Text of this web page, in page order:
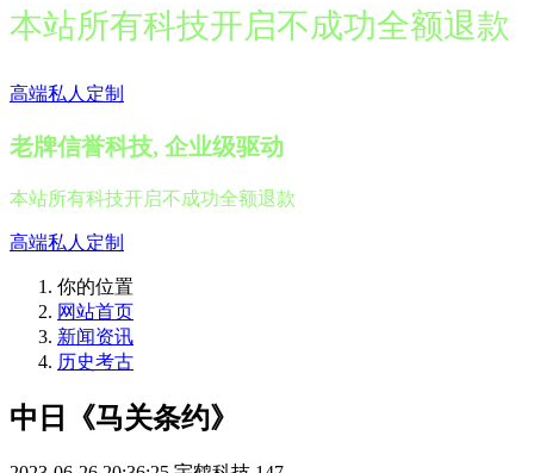
本站所有科技开启不成功全额退款
高端私人定制
老牌信誉科技, 企业级驱动
本站所有科技开启不成功全额退款
高端私人定制
你的位置
网站首页
新闻资讯
历史考古
中日《马关条约》